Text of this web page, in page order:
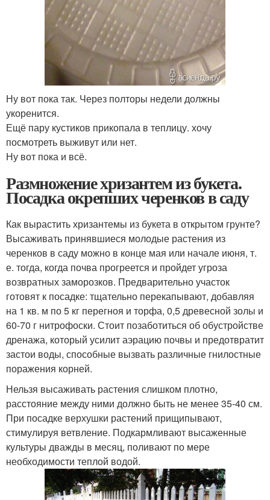
Ну вот пока так. Через полторы недели должны
укоренится.
Ещё пару кустиков прикопала в теплицу. хочу
посмотреть выживут или нет.
Ну вот пока и всё.
Размножение хризантем из букета.
Посадка окрепших черенков в саду
Как вырастить хризантемы из букета в открытом грунте?
Высаживать принявшиеся молодые растения из
черенков в саду можно в конце мая или начале июня, т.
е. тогда, когда почва прогреется и пройдет угроза
возвратных заморозков. Предварительно участок
готовят к посадке: тщательно перекапывают, добавляя
на 1 кв. м по 5 кг перегноя и торфа, 0,5 древесной золы и
60-70 г нитрофоски. Стоит позаботиться об обустройстве
дренажа, который усилит аэрацию почвы и предотвратит
застои воды, способные вызвать различные гнилостные
поражения корней.
Нельзя высаживать растения слишком плотно,
расстояние между ними должно быть не менее 35-40 см.
При посадке верхушки растений прищипывают,
стимулируя ветвление. Подкармливают высаженные
культуры дважды в месяц, поливают по мере
необходимости теплой водой.